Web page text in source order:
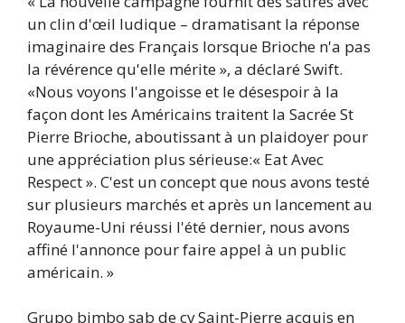
un clin d'œil ludique – dramatisant la réponse
imaginaire des Français lorsque Brioche n'a pas
la révérence qu'elle mérite », a déclaré Swift.
«Nous voyons l'angoisse et le désespoir à la
façon dont les Américains traitent la Sacrée St
Pierre Brioche, aboutissant à un plaidoyer pour
une appréciation plus sérieuse:« Eat Avec
Respect ». C'est un concept que nous avons testé
sur plusieurs marchés et après un lancement au
Royaume-Uni réussi l'été dernier, nous avons
affiné l'annonce pour faire appel à un public
américain. »
Grupo bimbo sab de cvSaint-Pierre acquis en